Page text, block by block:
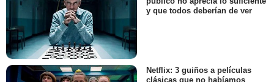
y que todos deberían de ver
Netflix: 3 guiños a películas